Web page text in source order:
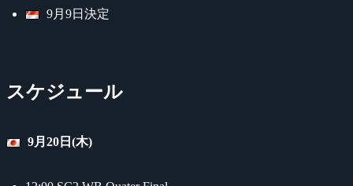
9月9日決定
スケジュール
9月20日(木)